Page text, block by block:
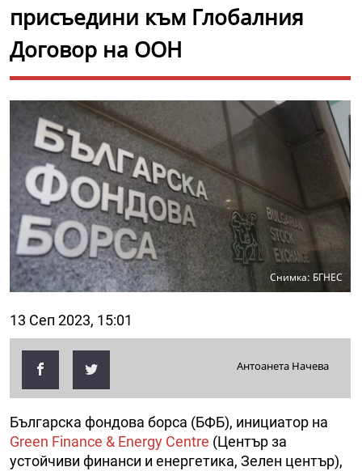
присъедини към Глобалния
Договор на ООН
Снимка: БГНЕС
13 Сеп 2023, 15:01
Антоанета Начева
Българска фондова борса (БФБ), инициатор на
Green Finance & Energy Centre (Център за
устойчиви финанси и енергетика, Зелен център),